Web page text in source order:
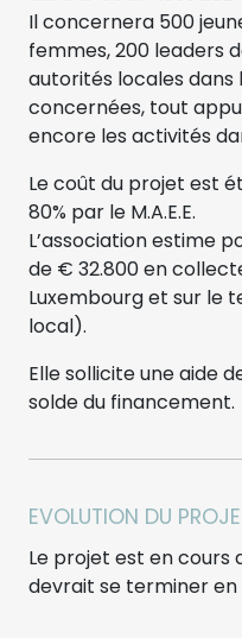
Il concernera 500
femmes, 200 leaders
autorités locales dans
concernées, tout
encore les activités
Le coût du projet est
80% par le M.A.E.E.
L’association estime
de € 32.800 en
Luxembourg et sur le
local).
Elle sollicite une aide
solde du financement.
EVOLUTION DU
Le projet est en cours
devrait se terminer en